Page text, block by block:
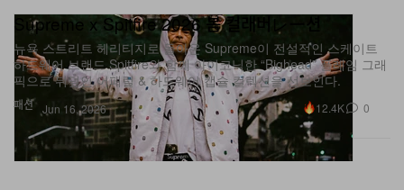
패션
Supreme x Spitfire 2026 봄 컬래버レー션
뉴욕 스트리트 헤리티지로 돌아온 Supreme이 전설적인 스케이트
하드웨어 브랜드 Spitfire와 함께 아이코닉한 “Bighead” 플레임 그래
픽으로 뒤덮인 어패럴 & 하드웨어 캡슐 컬렉션을 선보인다.
Jun 16, 2026 12.4K 0